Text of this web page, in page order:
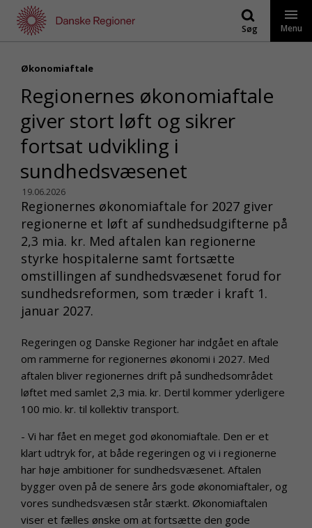
indhold
Søg Menu
Økonomiaftale
Regionernes økonomiaftale
giver stort løft og sikrer
fortsat udvikling i
sundhedsvæsenet
19.06.2026
Regionernes økonomiaftale for 2027 giver
regionerne et løft af sundhedsudgifterne på
2,3 mia. kr. Med aftalen kan regionerne
styrke hospitalerne samt fortsætte
omstillingen af sundhedsvæsenet forud for
sundhedsreformen, som træder i kraft 1.
januar 2027.
Regeringen og Danske Regioner har indgået en aftale
om rammerne for regionernes økonomi i 2027. Med
aftalen bliver regionernes drift på sundhedsområdet
løftet med samlet 2,3 mia. kr. Dertil kommer yderligere
100 mio. kr. til kollektiv transport.
- Vi har fået en meget god økonomiaftale. Den er et
klart udtryk for, at både regeringen og vi i regionerne
har høje ambitioner for sundhedsvæsenet. Aftalen
bygger oven på de senere års gode økonomiaftaler, og
vores sundhedsvæsen står stærkt. Økonomiaftalen
viser et fælles ønske om at fortsætte den gode